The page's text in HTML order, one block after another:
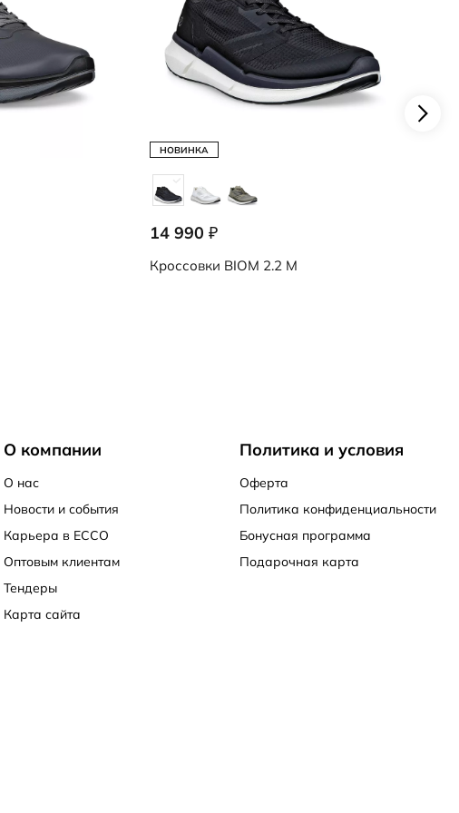
НОВИНКА
14 990 ₽
Кроссовки BIOM 2.2 M
Политика и условия
Оферта
Политика конфиденциальности
Бонусная программа
Подарочная карта
О компании
О нас
Новости и события
Карьера в ECCO
Оптовым клиентам
Тендеры
Карта сайта